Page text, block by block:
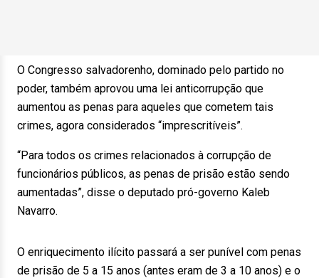
O Congresso salvadorenho, dominado pelo partido no
poder, também aprovou uma lei anticorrupção que
aumentou as penas para aqueles que cometem tais
crimes, agora considerados “imprescritíveis”.
“Para todos os crimes relacionados à corrupção de
funcionários públicos, as penas de prisão estão sendo
aumentadas”, disse o deputado pró-governo Kaleb
Navarro.
O enriquecimento ilícito passará a ser punível com penas
de prisão de 5 a 15 anos (antes eram de 3 a 10 anos) e o